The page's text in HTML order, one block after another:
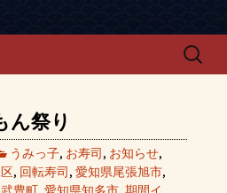
検
ん祭り
うみっ子, お寿司, お知らせ,
, 回転寿司, 愛知県尾張旭市,